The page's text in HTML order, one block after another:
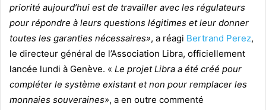
priorité aujourd’hui est de travailler avec les régulateurs
pour répondre à leurs questions légitimes et leur donner
toutes les garanties nécessaires», a réagi Bertrand Perez,
le directeur général de l’Association Libra, officiellement
lancée lundi à Genève. « Le projet Libra a été créé pour
compléter le système existant et non pour remplacer les
monnaies souveraines», a en outre commenté